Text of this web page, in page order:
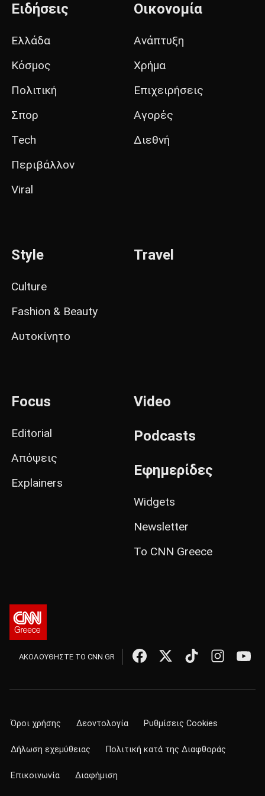
Ειδήσεις
Ελλάδα
Κόσμος
Πολιτική
Σπορ
Tech
Περιβάλλον
Viral
Οικονομία
Ανάπτυξη
Χρήμα
Επιχειρήσεις
Αγορές
Διεθνή
Style
Culture
Fashion & Beauty
Αυτοκίνητο
Travel
Focus
Editorial
Απόψεις
Explainers
Video
Podcasts
Εφημερίδες
Widgets
Newsletter
Το CNN Greece
ΑΚΟΛΟΥΘΗΣΤΕ ΤΟ CNN.GR
Όροι χρήσης Δεοντολογία Ρυθμίσεις Cookies
Δήλωση εχεμύθειας Πολιτική κατά της Διαφθοράς
Επικοινωνία Διαφήμιση